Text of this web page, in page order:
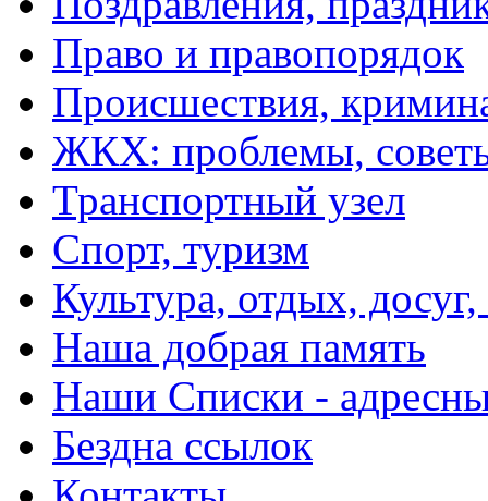
Право и правопорядок
Происшествия,
ЖКХ: проблемы,
Транспортный узел
Спорт, туризм
Культура, отдых,
Наша добрая память
Наши Списки -
Бездна ссылок